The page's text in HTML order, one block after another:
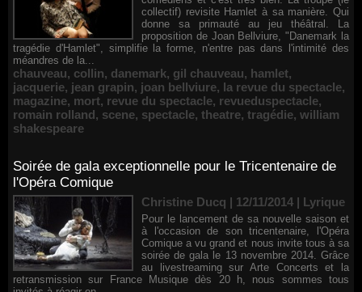
collectif) revisite Hamlet à sa manière. Qui
donne sa primauté au jeu théâtral. La
proposition de Joan Bellviure, "Danemark la
tragédie d'Hamlet", simplifie la forme, n'entre pas dans l'intimité des
méandres de la...
chauveau, collin, danemark, gil chauveau, hamlet,
jacquerie, jean grapin, joan bellviure, la revue du spectacle,
magazine, mort, revue du spectacle, revueduspectacle,
romain rolland, scene, spectacle, theatre, tragédie, william
shakespeare
Soirée de gala exceptionnelle pour le Tricentenaire de
l'Opéra Comique
Christine Ducq | 12/11/2014 | Lyrique
Pour le lancement de sa nouvelle saison et
à l'occasion de son tricentenaire, l'Opéra
Comique a vu grand et nous invite tous à sa
soirée de gala le 13 novembre 2014. Grâce
au livestreaming sur Arte Concerts et la
retransmission sur France Musique dès 20 h, nous sommes tous